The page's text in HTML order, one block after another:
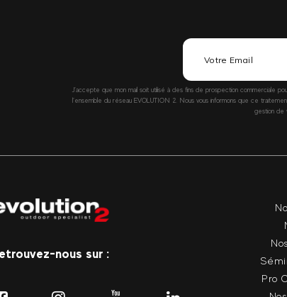
J’accepte que mon mail soit utilisé à des fins de prospection commerciale
l’ensemble du réseau EVOLUTION 2. Nous vous informons que ce
gestion de
nous sur :
Pro